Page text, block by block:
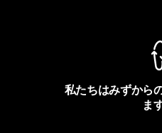
私たちはみずから
ま